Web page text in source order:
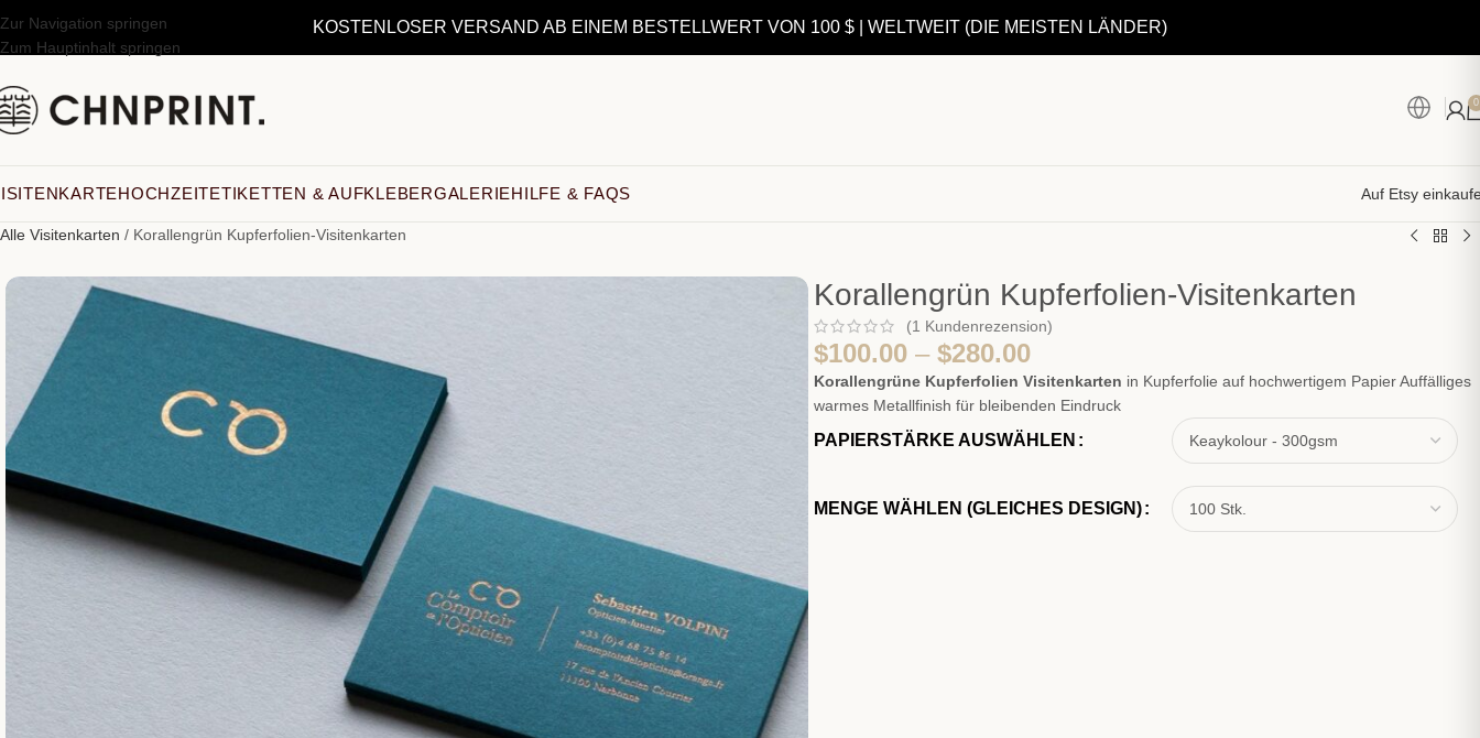
Zur Navigation springen
Zum Hauptinhalt springen
KOSTENLOSER VERSAND AB EINEM BESTELLWERT VON 100 $ | WELTWEIT (DIE MEISTEN LÄNDER)
0
HOCHZEITETIKETTEN & AUFKLEBERGALERIEHILFE & FAQS Auf Etsy
Alle Visitenkarten / Korallengrün Kupferfolien-Visitenkarten
Korallengrün Kupferfolien-Visitenkarten
(1 Kundenrezension)
$100.00 –$280.00
Korallengrüne Kupferfolien Visitenkarten in Kupferfolie auf hochwertigem Papier Auffälliges
warmes Metallfinish für bleibenden Eindruck
PAPIERSTÄRKE AUSWÄHLEN
MENGE WÄHLEN (GLEICHES DESIGN)